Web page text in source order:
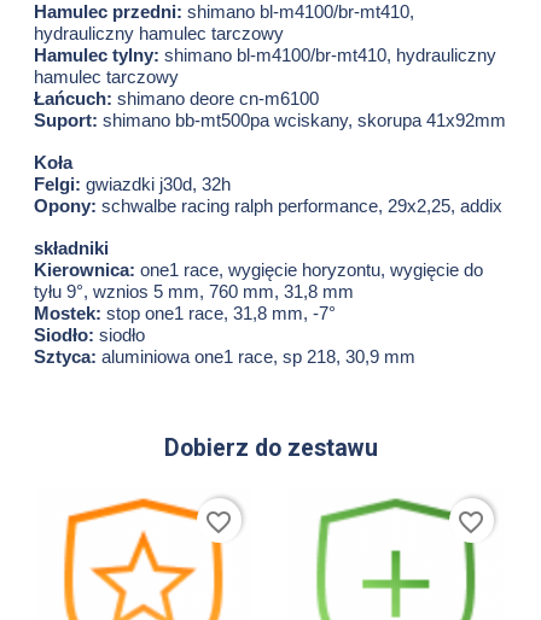
Hamulec przedni: shimano bl-m4100/br-mt410,
hydrauliczny hamulec tarczowy
Hamulec tylny: shimano bl-m4100/br-mt410, hydrauliczny
hamulec tarczowy
Łańcuch: shimano deore cn-m6100
Suport: shimano bb-mt500pa wciskany, skorupa 41x92mm
Koła
Felgi: gwiazdki j30d, 32h
Opony: schwalbe racing ralph performance, 29x2,25, addix
składniki
Kierownica: one1 race, wygięcie horyzontu, wygięcie do
tyłu 9°, wznios 5 mm, 760 mm, 31,8 mm
Mostek: stop one1 race, 31,8 mm, -7°
Siodło: siodło
Sztyca: aluminiowa one1 race, sp 218, 30,9 mm
Dobierz do zestawu
favorite_border favorite_border